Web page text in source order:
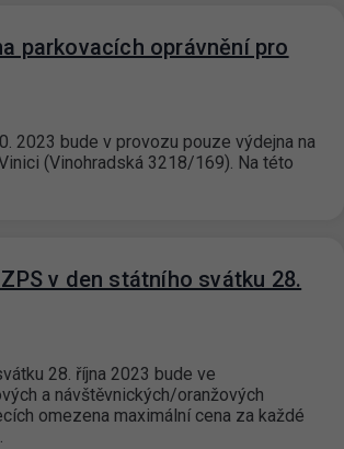
parkovacích oprávnění pro
2023 bude v provozu pouze výdejna na
(Vinohradská 3218/169). Na této
v den státního svátku 28.
28. října 2023 bude ve
a návštěvnických/oranžových
omezena maximální cena za každé